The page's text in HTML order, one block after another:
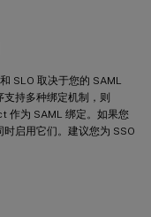
SLO 取决于您的 SAML
持多种绑定机制，则
作为 SAML 绑定。如果您
启用它们。建议您为 SSO